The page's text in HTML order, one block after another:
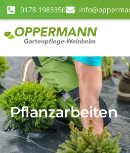
0178 1983350
Pflanzarbeiten